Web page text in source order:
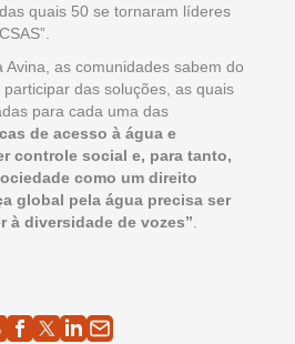
quais 50 se tornaram líderes
Avina, as comunidades sabem do
das soluções, as quais
para cada uma das
de acesso à água e
controle social e, para tanto,
como um direito
global pela água precisa ser
à diversidade de vozes”